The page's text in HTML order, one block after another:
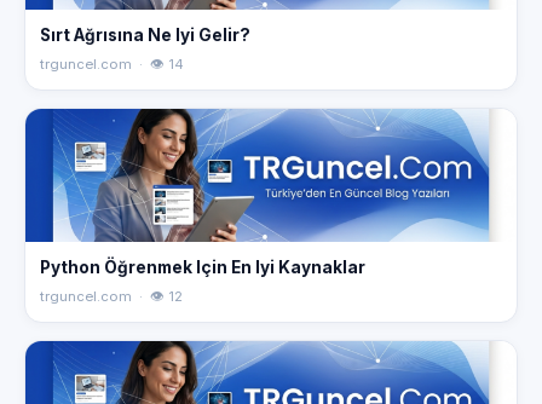
Sırt Ağrısına Ne Iyi Gelir?
trguncel.com · 👁 14
Python Öğrenmek Için En Iyi Kaynaklar
trguncel.com · 👁 12